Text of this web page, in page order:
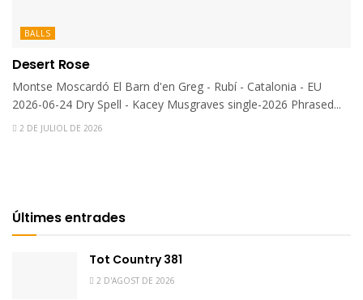
BALLS
Desert Rose
Montse Moscardó El Barn d'en Greg - Rubí - Catalonia - EU
2026-06-24 Dry Spell - Kacey Musgraves single-2026 Phrased...
2 DE JULIOL DE 2026
Últimes entrades
Tot Country 381
2 D'AGOST DE 2026